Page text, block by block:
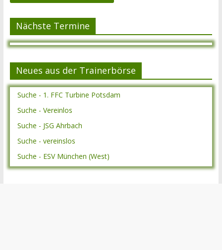
Nächste Termine
Neues aus der Trainerbörse
Suche - 1. FFC Turbine Potsdam
Suche - Vereinlos
Suche - JSG Ahrbach
Suche - vereinslos
Suche - ESV München (West)